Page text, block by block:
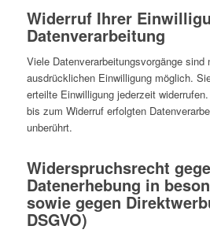
Widerruf Ihrer
Datenverarbeitung
Viele Datenverarbeitungsvorgänge sind
ausdrücklichen Einwilligung möglich.
erteilte Einwilligung jederzeit
bis zum Widerruf erfolgten
unberührt.
Widerspruchsrecht
Datenerhebung in
sowie gegen
DSGVO)